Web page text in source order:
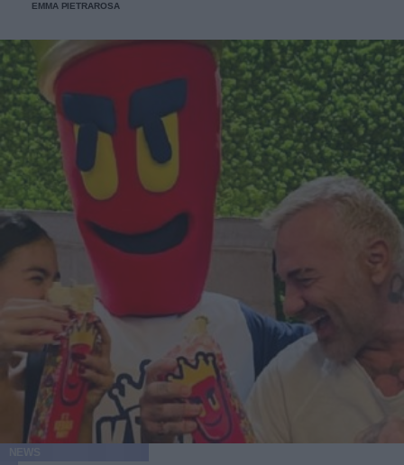
EMMA PIETRAROSA